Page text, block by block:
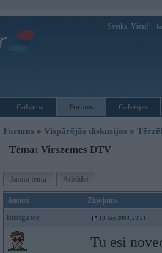
Sveiks, Viesi!
Galvenā Forums Galerijas
Forums » Vispārējās diskusijas »
Tēma: Virszemes DTV
Jauna tēma Atbildēt
Autors Ziņojums
Instigater 13. Sep 2009, 23:21
Tu esi